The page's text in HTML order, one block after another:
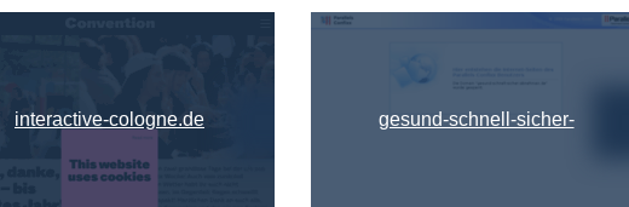
interactive-cologne.de gesund-schnell-sicher-